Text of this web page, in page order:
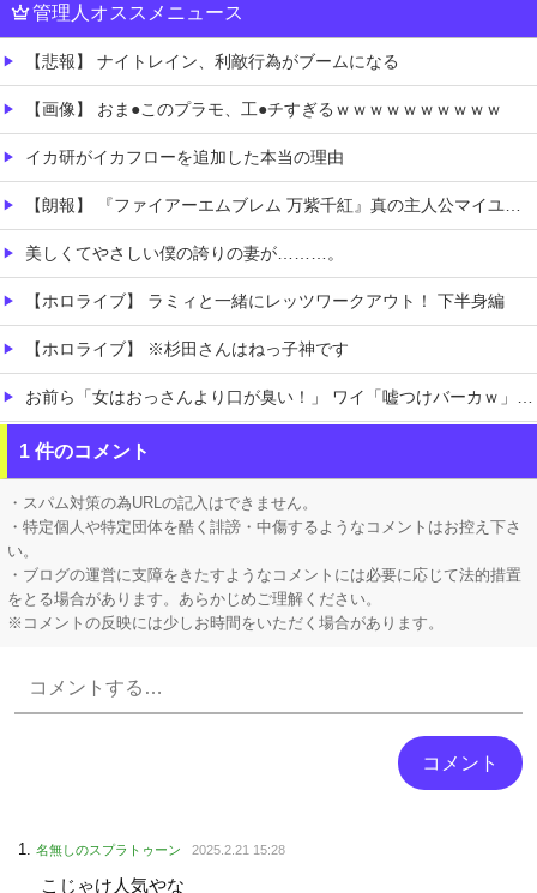
管理人オススメニュース
【悲報】 ナイトレイン、利敵行為がブームになる
【画像】 おま●このプラモ、工●チすぎるｗｗｗｗｗｗｗｗｗｗ
イカ研がイカフローを追加した本当の理由
【朗報】 『ファイアーエムブレム 万紫千紅』真の主人公マイユニはキャラメイクが可能
美しくてやさしい僕の誇りの妻が………。
【ホロライブ】 ラミィと一緒にレッツワークアウト！ 下半身編
【ホロライブ】 ※杉田さんはねっ子神です
お前ら「女はおっさんより口が臭い！」 ワイ「嘘つけバーカｗ」⇒w
お前ら『ペルチェ素子の首ネッククーラー』使ったことあるか？
まだ墓石があるだけマシと見るべきか。今はもう合葬墓ばかり
1 件のコメント
・スパム対策の為URLの記入はできません。
・特定個人や特定団体を酷く誹謗・中傷するようなコメントはお控え下さ
い。
・ブログの運営に支障をきたすようなコメントには必要に応じて法的措置
をとる場合があります。あらかじめご理解ください。
※コメントの反映には少しお時間をいただく場合があります。
名無しのスプラトゥーン 2025.2.21 15:28
こじゃけ人気やな